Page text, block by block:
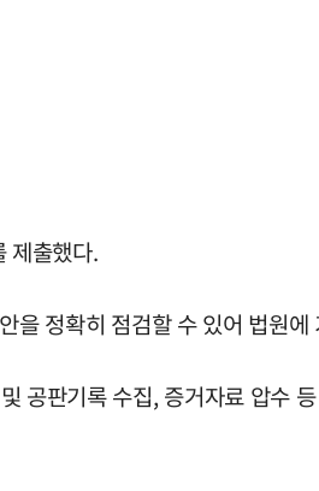
제출했다.
정확히 점검할 수 있어 법원
공판기록 수집, 증거자료 압수